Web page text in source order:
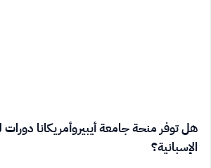
هل توفر منحة جامعة أيبيروأمريكانا دورات
الإسبانية؟